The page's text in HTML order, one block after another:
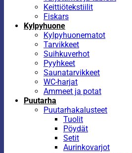
Keittiötekstiilit
Fiskars
Kylpyhuone
Kylpyhuonematot
Tarvikkeet
Suihkuverhot
Pyyhkeet
Saunatarvikkeet
WC-harjat
Ammeet ja potat
Puutarha
Puutarhakalusteet
Tuolit
Pöydät
Setit
Aurinkovarjot